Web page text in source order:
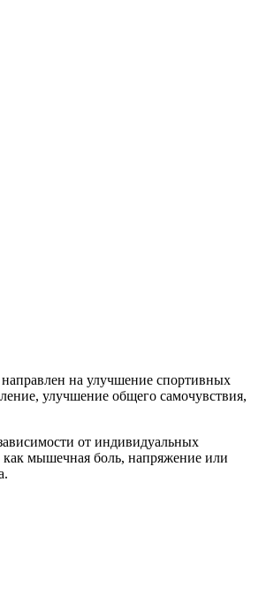
на улучшение спортивных
улучшение общего самочувствия,
от индивидуальных
мышечная боль, напряжение или